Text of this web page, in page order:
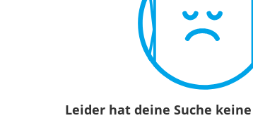
Leider hat deine Suche